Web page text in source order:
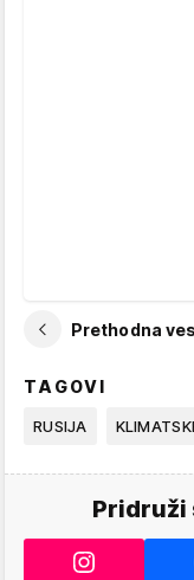
Prethodna
TAGOVI
RUSIJA
Pridruži